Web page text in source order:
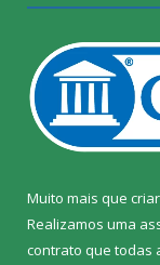
Muito mais que
Realizamos uma
contrato que todas